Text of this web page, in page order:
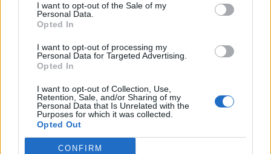
I want to opt-out of the Sale of my
Personal Data.
Opted In
I want to opt-out of processing my
Personal Data for Targeted Advertising.
Opted In
I want to opt-out of Collection, Use,
Retention, Sale, and/or Sharing of my
Personal Data that Is Unrelated with the
Purposes for which it was collected.
Opted Out
CONFIRM